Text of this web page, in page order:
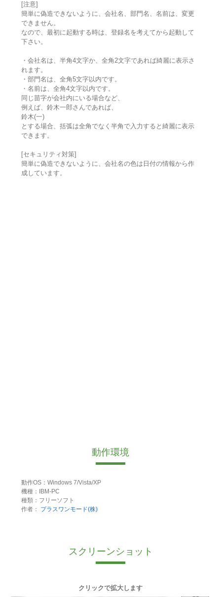
[注意]
簡単に偽造できないように、会社名、部門名、名前は、変更
できません。
なので、最初に起動する時は、登録名を考えてから起動して
下さい。
・会社名は、半角4文字か、全角2文字であれば綺麗に表示さ
れます。
・部門名は、全角5文字以内です。
・名前は、全角4文字以内です。
同じ苗字が会社内にいる場合など、
例えば、鈴木一郎さんであれば、
鈴木(一)
とする場合、括弧は全角でなく半角で入力すると綺麗に表示
できます。
[セキュリティ対策]
簡単に偽造できないように、会社名の色は日付の情報から作
成しています。
動作環境
動作OS：Windows 7/Vista/XP
機種：IBM-PC
種類：フリーソフト
作者：
プラスワンモード(株)
スクリーンショット
クリックで拡大します